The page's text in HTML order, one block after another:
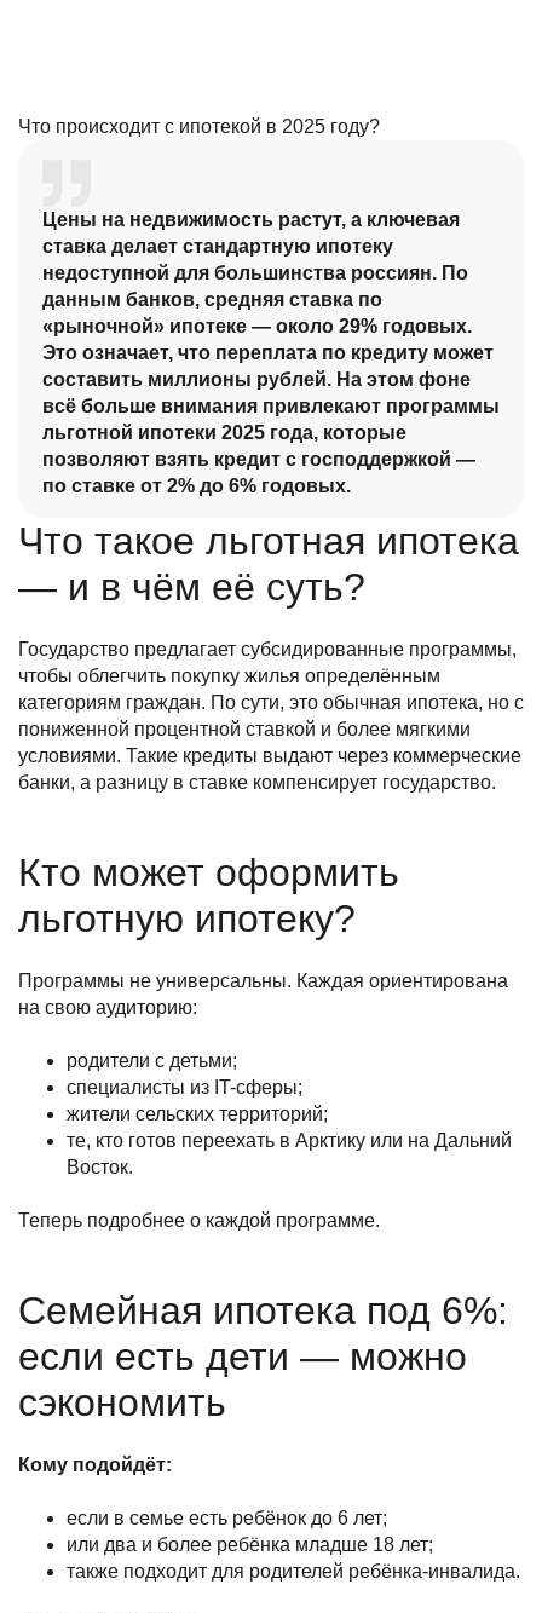
Что происходит с ипотекой в 2025 году?
Цены на недвижимость растут, а ключевая
ставка делает стандартную ипотеку
недоступной для большинства россиян. По
данным банков, средняя ставка по
«рыночной» ипотеке — около 29% годовых.
Это означает, что переплата по кредиту может
составить миллионы рублей. На этом фоне
всё больше внимания привлекают программы
льготной ипотеки 2025 года, которые
позволяют взять кредит с господдержкой —
по ставке от 2% до 6% годовых.
Что такое льготная ипотека
— и в чём её суть?
Государство предлагает субсидированные программы,
чтобы облегчить покупку жилья определённым
категориям граждан. По сути, это обычная ипотека, но с
пониженной процентной ставкой и более мягкими
условиями. Такие кредиты выдают через коммерческие
банки, а разницу в ставке компенсирует государство.
Кто может оформить
льготную ипотеку?
Программы не универсальны. Каждая ориентирована
на свою аудиторию:
родители с детьми;
специалисты из IT-сферы;
жители сельских территорий;
те, кто готов переехать в Арктику или на Дальний
Восток.
Теперь подробнее о каждой программе.
Семейная ипотека под 6%:
если есть дети — можно
сэкономить
Кому подойдёт:
если в семье есть ребёнок до 6 лет;
или два и более ребёнка младше 18 лет;
также подходит для родителей ребёнка-инвалида.